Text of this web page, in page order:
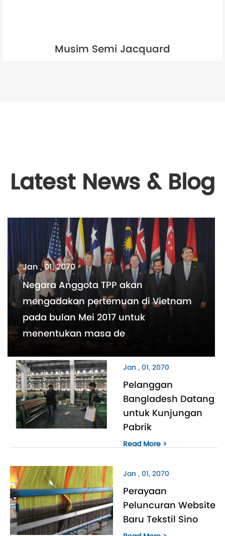
Musim Semi Jacquard
Latest News & Blog
Jan , 01, 2070
Negara Anggota TPP akan
mengadakan pertemuan di Vietnam
pada bulan Mei 2017 untuk
menentukan masa de
Jan , 01, 2070
Pelanggan
Bangladesh Datang
untuk Kunjungan
Pabrik
Read More >
Jan , 01, 2070
Perayaan
Peluncuran Website
Baru Tekstil Sino